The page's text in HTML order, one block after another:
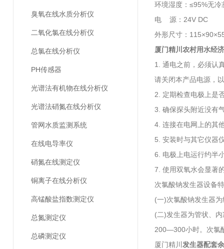
臭氧在线水质分析仪
二氧化氯在线分析仪
总氯在线分析仪
PH传感器
光谱法有机物在线分析仪
光谱法硝氮在线分析仪
管网水质监测系统
在线电导率仪
硝氮在线测定仪
铜离子在线分析仪
高锰酸盐指数测定仪
总氮测定仪
总磷测定仪
环境湿度：≤95%无冷
电 源：24V DC
外形尺寸：
厦门精川 农村用水经
1. 通电之前，必须认
请关闭本产品电源，
2. 定期检查电极上是
3. 确保探头附近没有
4. 连接在电网上的其
5. 安装时与其它仪器
6. 电极上电运行约半
7. 使用双氧水会显著
次氯酸钠发生器设备
(一)次氯酸钠发生器
(二)发生器为管状、
200—300小时。次氯
厦门精川 发生器配套